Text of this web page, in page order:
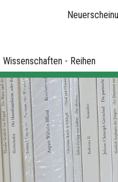
Wissenschaften - Reihen